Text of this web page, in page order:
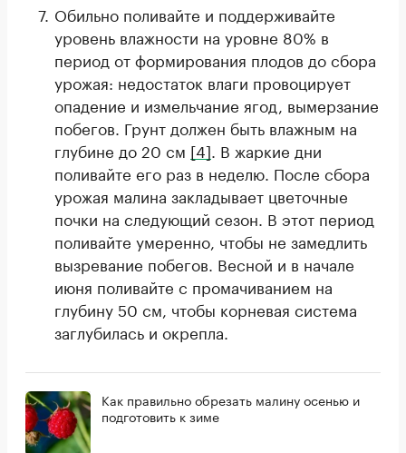
Обильно поливайте и поддерживайте
уровень влажности на уровне 80% в
период от формирования плодов до сбора
урожая: недостаток влаги провоцирует
опадение и измельчание ягод, вымерзание
побегов. Грунт должен быть влажным на
глубине до 20 см [4] . В жаркие дни
поливайте его раз в неделю. После сбора
урожая малина закладывает цветочные
почки на следующий сезон. В этот период
поливайте умеренно, чтобы не замедлить
вызревание побегов. Весной и в начале
июня поливайте с промачиванием на
глубину 50 см, чтобы корневая система
заглубилась и окрепла.
Как правильно обрезать малину осенью и
подготовить к зиме